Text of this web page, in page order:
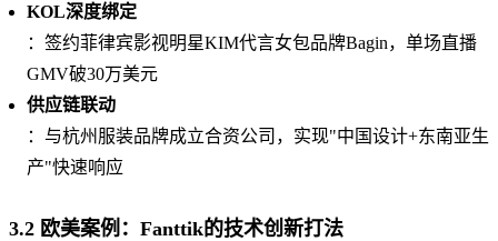
KOL深度绑定
：签约菲律宾影视明星KIM代言女包品牌Bagin，单场直播
GMV破30万美元
供应链联动
：与杭州服装品牌成立合资公司，实现"中国设计+东南亚生
产"快速响应
3.2 欧美案例：Fanttik的技术创新打法